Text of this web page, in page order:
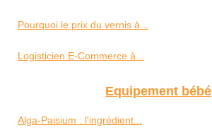
Pourquoi le prix du vernis à...
Logisticien E-Commerce à...
Equipement bébé
Alga-Paisium : l'ingrédient...